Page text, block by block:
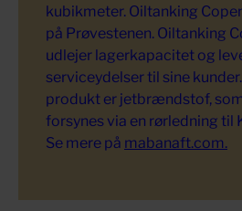
kubikmeter. Oiltanking
på Prøvestenen. Oiltanking
udlejer lagerkapacitet og
serviceydelser til sine
produkt er jetbrændstof,
forsynes via en rørledning til
Se mere på mabanaft.com.